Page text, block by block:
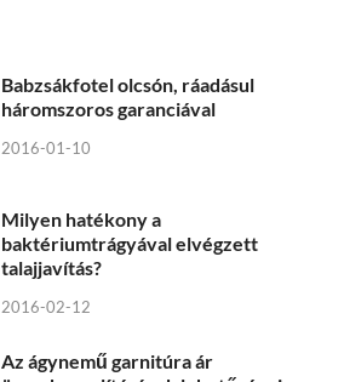
Babzsákfotel olcsón, ráadásul
háromszoros garanciával
2016-01-10
Milyen hatékony a
baktériumtrágyával elvégzett
talajjavítás?
2016-02-12
Az ágynemű garnitúra ár